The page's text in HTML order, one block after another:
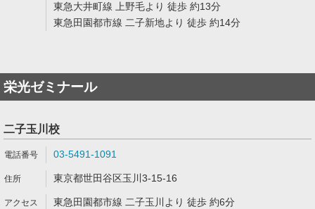
東急大井町線 上野毛より 徒歩 約13分
東急田園都市線 二子新地より 徒歩 約14分
栄光ゼミナール
二子玉川校
03-5491-1091
東京都世田谷区玉川3-15-16
東急田園都市線 二子玉川より 徒歩 約6分